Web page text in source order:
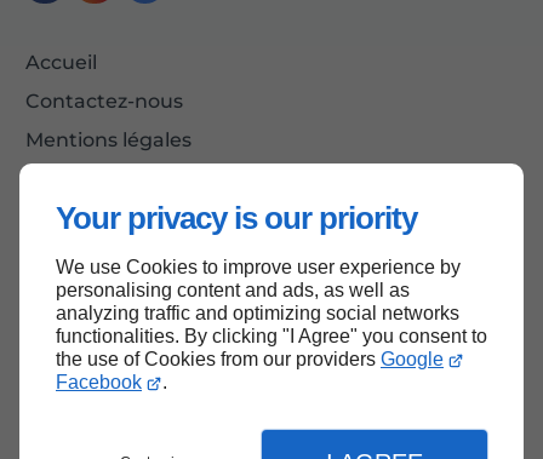
Your privacy is our priority
We use Cookies to improve user experience by
personalising content and ads, as well as
analyzing traffic and optimizing social networks
functionalities. By clicking "I Agree" you consent to
the use of Cookies from our providers Google
Facebook
.
Accueil
Contactez-nous
Mentions légales
Haut de page